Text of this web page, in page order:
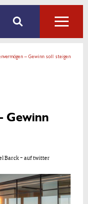
– Gewinn soll steigen
Gewinn
Barck- auf twitter